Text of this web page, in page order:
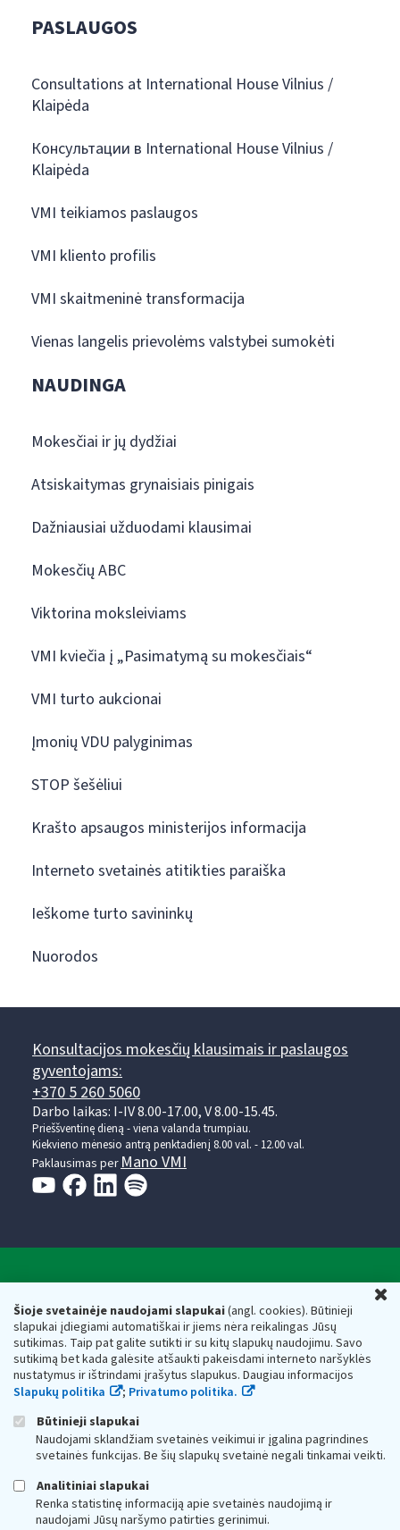
Šioje svetainėje naudojami slapukai(angl. cookies). Būtinieji
slapukai įdiegiami automatiškai ir jiems nėra reikalingas Jūsų
sutikimas. Taip pat galite sutikti ir su kitų slapukų naudojimu. Savo
sutikimą bet kada galėsite atšaukti pakeisdami interneto naršyklės
nustatymus ir ištrindami įrašytus slapukus. Daugiau informacijos
Slapukų politika
; Privatumo politika.
Būtinieji slapukai
Naudojami sklandžiam svetainės veikimui ir įgalina pagrindines
svetainės funkcijas. Be šių slapukų svetainė negali tinkamai veikti.
Analitiniai slapukai
Renka statistinę informaciją apie svetainės naudojimą ir
naudojami Jūsų naršymo patirties gerinimui.
PASLAUGOS
Consultations at International House Vilnius /
Klaipėda
Консультации в International House Vilnius /
Klaipėda
VMI teikiamos paslaugos
VMI kliento profilis
VMI skaitmeninė transformacija
Vienas langelis prievolėms valstybei sumokėti
NAUDINGA
Mokesčiai ir jų dydžiai
Atsiskaitymas grynaisiais pinigais
Dažniausiai užduodami klausimai
Mokesčių ABC
Viktorina moksleiviams
VMI kviečia į „Pasimatymą su mokesčiais“
VMI turto aukcionai
Įmonių VDU palyginimas
STOP šešėliui
Krašto apsaugos ministerijos informacija
Interneto svetainės atitikties paraiška
Ieškome turto savininkų
Nuorodos
Konsultacijos mokesčių klausimais ir paslaugos
gyventojams:
+370 5 260 5060
Darbo laikas: I-IV 8.00-17.00, V 8.00-15.45.
Prieššventinę dieną - viena valanda trumpiau.
Kiekvieno mėnesio antrą penktadienį 8.00 val. - 12.00 val.
Paklausimas per Mano VMI
Respublikos finansų ministerijos
Biudžetinė įstaiga. Juridinio asmens kodas — 188659752,
adresas: Vasario 16-osios g. 14, 01107 Vilnius, Lietuva, el.paštas:
vmi@vmi.lt, E. pristatymo dėžutės adresas 188659752
Duomenys apie Valstybinę mokesčių inspekciją prie Lietuvos
Respublikos finansų ministerijos kaupiami ir saugomi Juridinių